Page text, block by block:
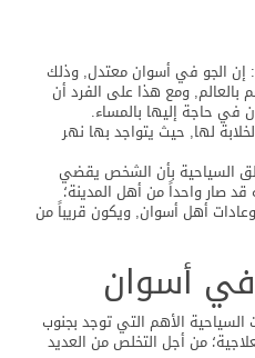
: إن الجو في أسوان معتدل, وذلك
بالعالم, ومع هذا على الفرد أن
في حاجة إليها بالمساء.
لها, حيث يتواجد بها نهر
السياحية بأن الشخص يقضي
قد صار واحداً من أهل المدينة؛
أهل أسوان, ويكون قريباً من
أسوان
الأهم التي توجد بجنوب
من أجل التخلص من العديد